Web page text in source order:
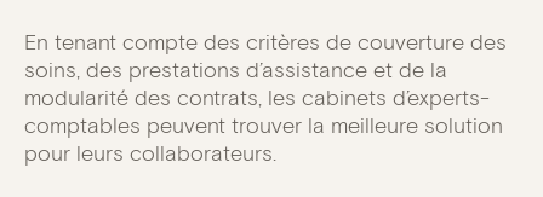
En tenant compte des critères de couverture des
soins, des prestations d’assistance et de la
modularité des contrats, les cabinets d’experts-
comptables peuvent trouver la meilleure solution
pour leurs collaborateurs.